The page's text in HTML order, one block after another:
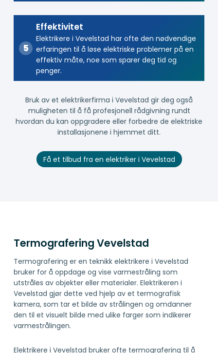
Effektivitet
Elektrikere i Vevelstad har ofte den nødvendige
erfaringen til å løse elektriske problemer på en
effektiv måte, noe som sparer deg tid og
penger.
Bruk av et elektrikerfirma i Vevelstad gir deg også
muligheten til å få profesjonell rådgivning rundt
hvordan du kan oppgradere eller forbedre de elektriske
installasjonene i hjemmet ditt.
Få et tilbud fra en elektriker i Vevelstad
Termografering Vevelstad
Termografering er en teknikk elektrikere i Vevelstad
bruker for å oppdage og vise varmestråling som
utstråles av objekter eller materialer. Elektrikeren i
Vevelstad gjør dette ved hjelp av et termografisk
kamera, som tar et bilde av strålingen og omdanner
den til et visuelt bilde med ulike farger som indikerer
varmestrålingen.
Elektrikere i Vevelstad bruker ofte termografering til å